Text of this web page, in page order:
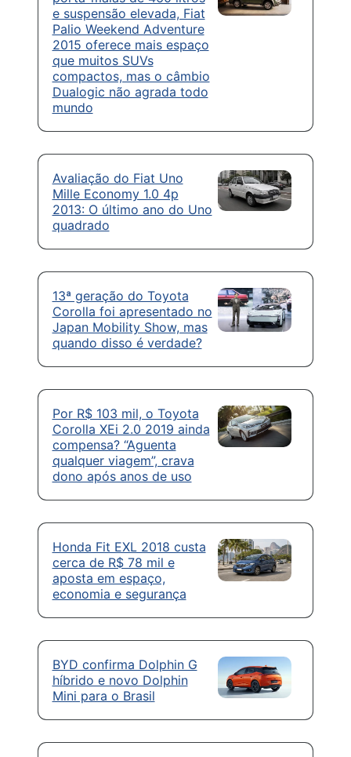
e suspensão elevada, Fiat
Palio Weekend Adventure
2015 oferece mais espaço
que muitos SUVs
compactos, mas o câmbio
Dualogic não agrada todo
mundo
Avaliação do Fiat Uno
Mille Economy 1.0 4p
2013: O último ano do Uno
quadrado
13ª geração do Toyota
Corolla foi apresentado no
Japan Mobility Show, mas
quando disso é verdade?
Por R$ 103 mil, o Toyota
Corolla XEi 2.0 2019 ainda
compensa? “Aguenta
qualquer viagem”, crava
dono após anos de uso
Honda Fit EXL 2018 custa
cerca de R$ 78 mil e
aposta em espaço,
economia e segurança
BYD confirma Dolphin G
híbrido e novo Dolphin
Mini para o Brasil